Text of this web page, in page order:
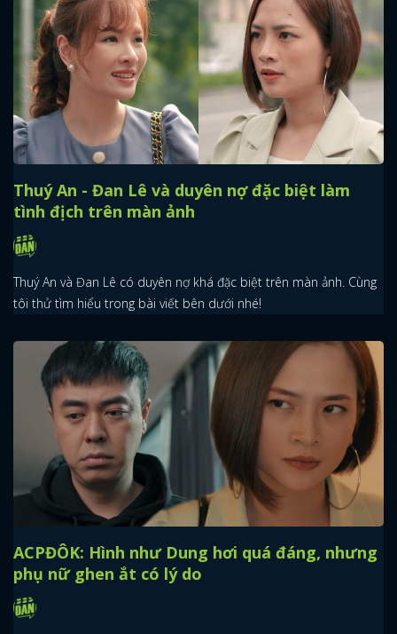
Thuý An - Đan Lê và duyên nợ đặc biệt làm
tình địch trên màn ảnh
Thuý An và Đan Lê có duyên nợ khá đặc biệt trên màn ảnh. Cùng
tôi thử tìm hiểu trong bài viết bên dưới nhé!
ACPĐÔK: Hình như Dung hơi quá đáng, nhưng
phụ nữ ghen ắt có lý do